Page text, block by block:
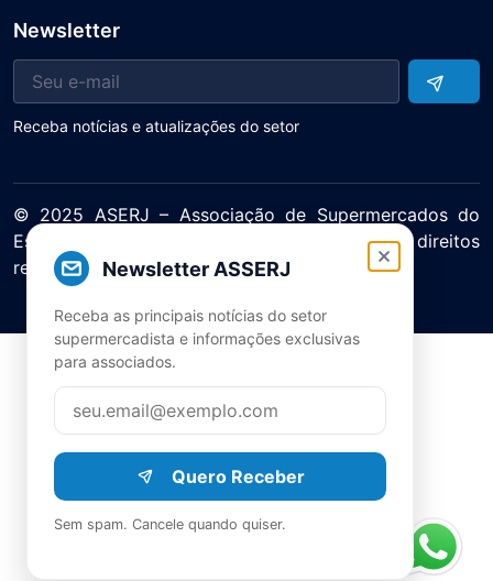
Newsletter ASSERJ
Receba as principais notícias do setor
supermercadista e informações exclusivas
para associados.
Quero Receber
Sem spam. Cancele quando quiser.
Newsletter
Receba notícias e atualizações do setor
© 2025 ASERJ – Associação de Supermercados do
Estado do Rio de Janeiro. Todos os direitos
reservados.